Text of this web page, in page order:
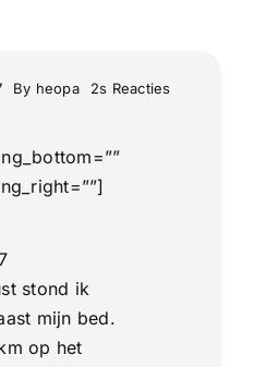
By heopa 2s Reactieson
stond ik
mijn bed.
op het